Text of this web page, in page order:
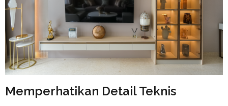
Memperhatikan Detail Teknis